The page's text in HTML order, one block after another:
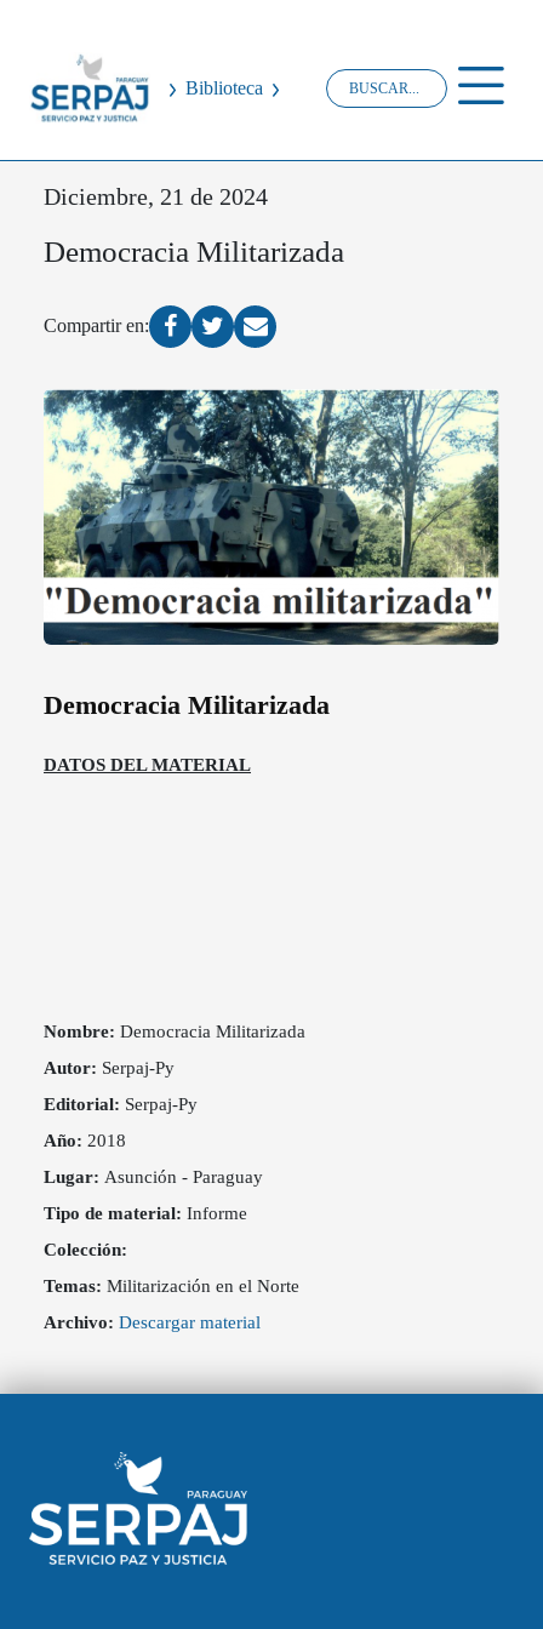
Biblioteca
Diciembre, 21 de 2024
Democracia Militarizada
Compartir en:
Democracia Militarizada
DATOS DEL MATERIAL
Nombre: Democracia Militarizada
Autor: Serpaj-Py
Editorial: Serpaj-Py
Año: 2018
Lugar: Asunción - Paraguay
Tipo de material: Informe
Colección:
Temas: Militarización en el Norte
Archivo: Descargar material